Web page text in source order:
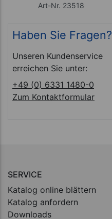
Art-Nr. 23518
Haben Sie Fragen?
Unseren Kundenservice
erreichen Sie unter:
+49 (0) 6331 1480-0
Zum Kontaktformular
SERVICE
Katalog online blättern
Katalog anfordern
Downloads